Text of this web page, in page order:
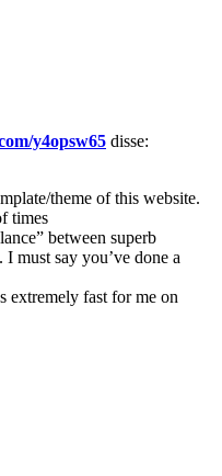
y4opsw65 disse:
theme of this website.
times
between superb
must say you’ve done a
extremely fast for me on